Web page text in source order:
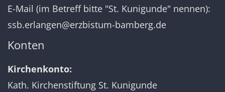
E-Mail (im Betreff bitte "St. Kunigunde" nennen):
ssb.erlangen@erzbistum-bamberg.de
Konten
Kirchenkonto:
Kath. Kirchenstiftung St. Kunigunde